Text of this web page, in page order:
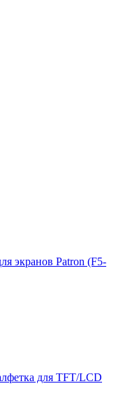
экранов Patron (F5-
для TFT/LCD